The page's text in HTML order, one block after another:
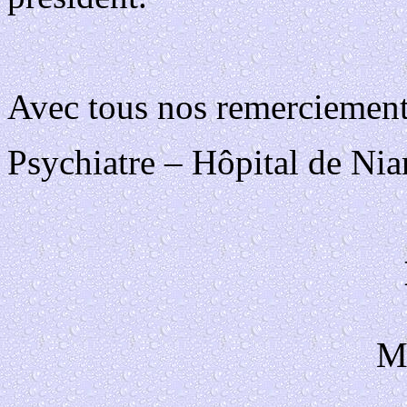
Avec tous nos
Psychiatre – Hôpital de